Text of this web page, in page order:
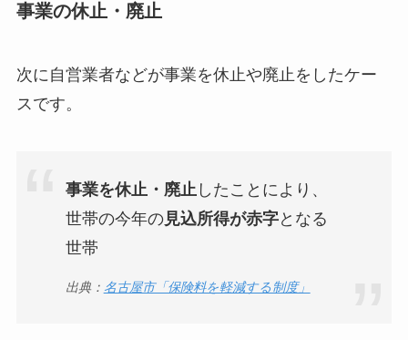
事業の休止・廃止
次に自営業者などが事業を休止や廃止をしたケー
スです。
事業を休止・廃止したことにより、
世帯の今年の見込所得が赤字となる
世帯
出典： 名古屋市「保険料を軽減する制度」